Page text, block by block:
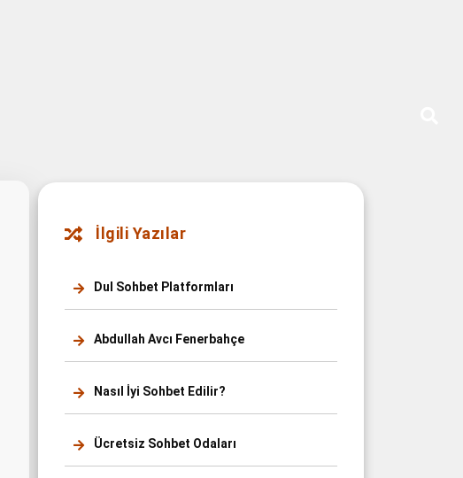
İlgili Yazılar
Dul Sohbet Platformları
Abdullah Avcı Fenerbahçe
Nasıl İyi Sohbet Edilir?
Ücretsiz Sohbet Odaları